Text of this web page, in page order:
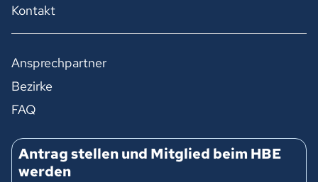
Kontakt
Ansprechpartner
Bezirke
FAQ
Antrag stellen und Mitglied beim HBE
werden